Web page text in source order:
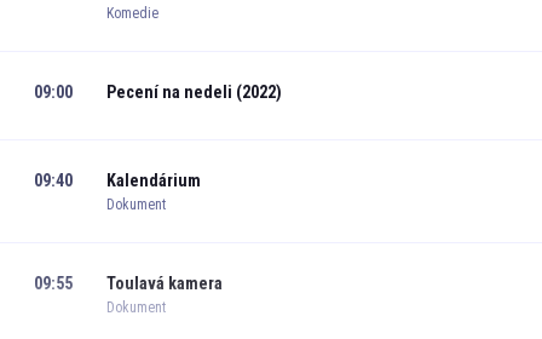
Komedie
09:00 Pecení na nedeli (2022)
09:40 Kalendárium
Dokument
09:55 Toulavá kamera
Dokument